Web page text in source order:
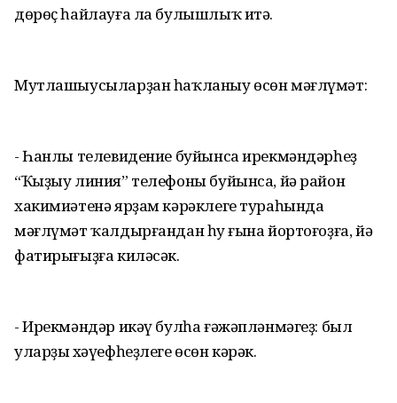
дөрөҫ һайлауға ла булышлыҡ итә.
Мутлашыусыларҙан һаҡланыу өсөн мәғлүмәт:
- Һанлы телевидение буйынса ирекмәндәрһеҙ
“Ҡыҙыу линия” телефоны буйынса, йә район
хакимиәтенә ярҙам кәрәклеге тураһында
мәғлүмәт ҡалдырғандан һуң ғына йортоғоҙға, йә
фатирығыҙға киләсәк.
- Ирекмәндәр икәү булһа ғәжәпләнмәгеҙ: был
уларҙың хәүефһеҙлеге өсөн кәрәк.